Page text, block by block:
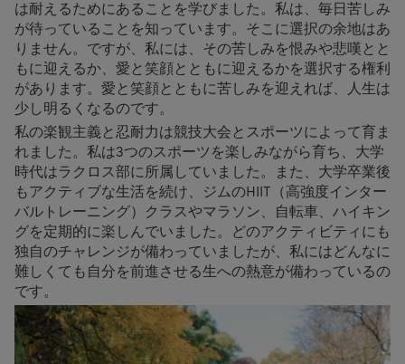
は耐えるためにあることを学びました。私は、毎日苦しみ
が待っていることを知っています。そこに選択の余地はあ
りません。ですが、私には、その苦しみを恨みや悲嘆とと
もに迎えるか、愛と笑顔とともに迎えるかを選択する権利
があります。愛と笑顔とともに苦しみを迎えれば、人生は
少し明るくなるのです。
私の楽観主義と忍耐力は競技大会とスポーツによって育ま
れました。私は3つのスポーツを楽しみながら育ち、大学
時代はラクロス部に所属していました。また、大学卒業後
もアクティブな生活を続け、ジムのHIIT（高強度インター
バルトレーニング）クラスやマラソン、自転車、ハイキン
グを定期的に楽しんでいました。どのアクティビティにも
独自のチャレンジが備わっていましたが、私にはどんなに
難しくても自分を前進させる生への熱意が備わっているの
です。